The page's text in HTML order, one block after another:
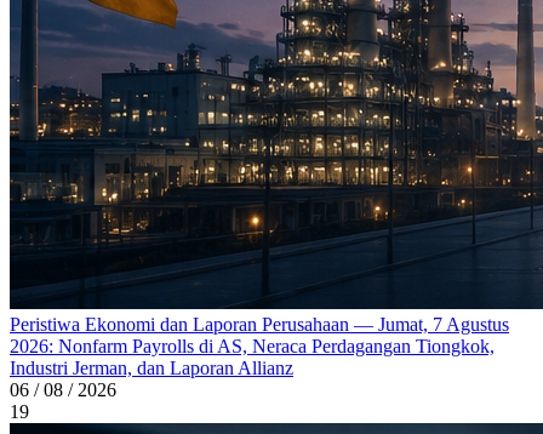
Peristiwa Ekonomi dan Laporan Perusahaan — Jumat, 7 Agustus
2026: Nonfarm Payrolls di AS, Neraca Perdagangan Tiongkok,
Industri Jerman, dan Laporan Allianz
06 / 08 / 2026
19